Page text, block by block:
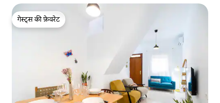
गेस्ट्स की फ़ेवरेट
गेस्ट्स की फ़ेवरेट